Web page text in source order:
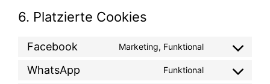
6. Platzierte Cookies
Facebook Marketing, Funktional
Consent
service
WhatsApp Funktional
Consent